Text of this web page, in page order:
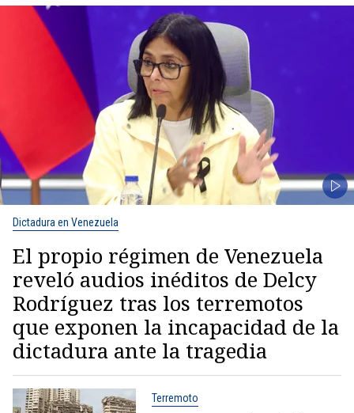
Dictadura en Venezuela
El propio régimen de Venezuela
reveló audios inéditos de Delcy
Rodríguez tras los terremotos
que exponen la incapacidad de la
dictadura ante la tragedia
Terremoto